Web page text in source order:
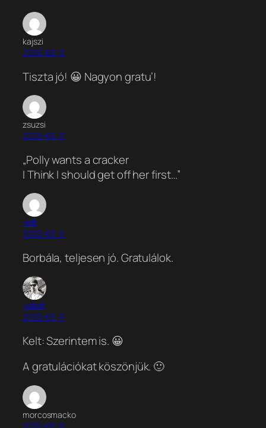
kajszi
2006-06-11
Tiszta jó! 😀 Nagyon gratu’!
zsuzsi
2006-06-11
„Polly wants a cracker
I Think I should get off her first…”
Kelt
2006-06-11
Borbála, teljesen jó. Gratulálok.
kobak
2006-06-11
Kelt: Szerintem is. 😀
A gratulációkat köszönjük. 🙂
morcosmacko
2006-06-11